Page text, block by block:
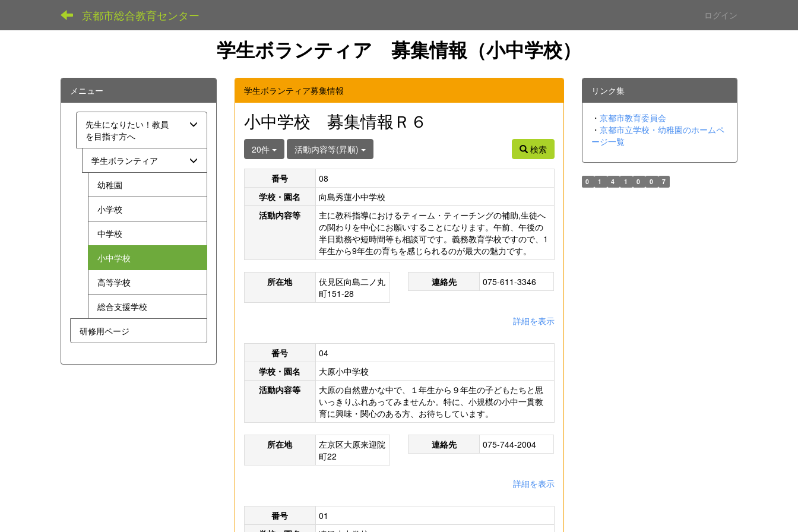
京都市総合教育センター ログイン
学生ボランティア 募集情報（小中学校）
学生ボランティア募集情報
小中学校 募集情報Ｒ６
20件 活動内容等(昇順) 検索
番号
08
学校・園名
向島秀蓮小中学校
活動内容等
主に教科指導におけるティーム・ティーチングの補助,生徒へ
の関わりを中心にお願いすることになります。午前、午後の
半日勤務や短時間等も相談可です。義務教育学校ですので、1
年生から9年生の育ちを感じられるのが最大の魅力です。
所在地
伏見区向島二ノ丸
町151-28
連絡先 075-611-3346
詳細を表示
番号
04
学校・園名
大原小中学校
活動内容等
大原の自然豊かな中で、１年生から９年生の子どもたちと思
いっきりふれあってみませんか。特に、小規模の小中一貫教
育に興味・関心のある方、お待ちしています。
所在地
左京区大原来迎院
町22
連絡先 075-744-2004
詳細を表示
番号
01
メニュー
先生になりたい！教員
を目指す方へ
学生ボランティア
幼稚園
小学校
中学校
小中学校
高等学校
総合支援学校
研修用ページ
リンク集
・ 京都市教育委員会
・ 京都市立学校・幼稚園のホームペ
ージ一覧
0 1 4 1 0 0 7